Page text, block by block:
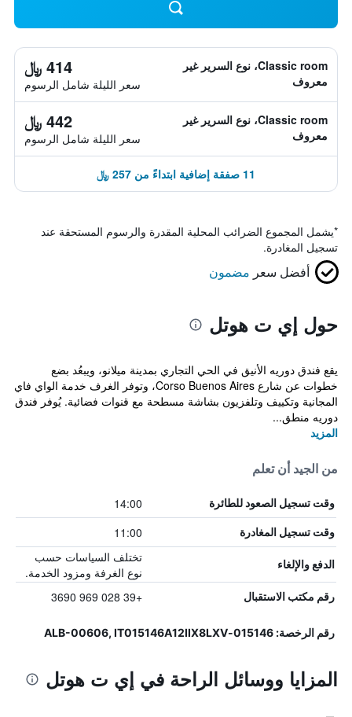
Classic room، نوع السرير غير
معروف
414 ﷼
سعر الليلة شامل الرسوم
Classic room، نوع السرير غير
معروف
442 ﷼
سعر الليلة شامل الرسوم
11 صفقة إضافية ابتداءً من 257 ﷼
*يشمل المجموع الضرائب المحلية المقدرة والرسوم المستحقة عند
تسجيل المغادرة.
أفضل سعر مضمون
حول إي ت هوتل
يقع فندق دوريه الأنيق في الحي التجاري بمدينة ميلانو، ويبعُد بضع
خطوات عن شارع Corso Buenos Aires، وتوفر الغرف خدمة الواي فاي
المجانية وتكييف وتلفزيون بشاشة مسطحة مع قنوات فضائية. يُوفر فندق
دوريه منطق...
المزيد
من الجيد أن تعلم
وقت تسجيل الصعود للطائرة 14:00
وقت تسجيل المغادرة 11:00
الدفع والإلغاء
تختلف السياسات حسب
نوع الغرفة ومزود الخدمة.
رقم مكتب الاستقبال +39 028 969 3690
رقم الرخصة: 015146-ALB-00606, IT015146A12IIX8LXV
المزايا ووسائل الراحة في إي ت هوتل